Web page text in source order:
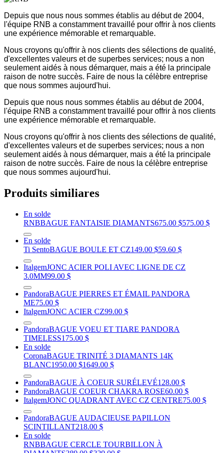
Depuis que nous nous sommes établis au début de 2004,
l'équipe RNB a constamment travaillé pour offrir à nos clients
une expérience mémorable et remarquable.
Nous croyons qu'offrir à nos clients des sélections de qualité,
d'excellentes valeurs et de superbes services; nous a non
seulement aidés à nous démarquer, mais a été la principale
raison de notre succès. Faire de nous la célèbre entreprise
que nous sommes aujourd'hui.
Depuis que nous nous sommes établis au début de 2004,
l'équipe RNB a constamment travaillé pour offrir à nos clients
une expérience mémorable et remarquable.
Nous croyons qu'offrir à nos clients des sélections de qualité,
d'excellentes valeurs et de superbes services; nous a non
seulement aidés à nous démarquer, mais a été la principale
raison de notre succès. Faire de nous la célèbre entreprise
que nous sommes aujourd'hui.
Produits similiares
En solde
RNBBAGUE FANTAISIE DIAMANTS675.00 $575.00 $
En solde
Ti SentoBAGUE BOULE ET CZ149.00 $59.60 $
ItalgemJONC ACIER POLI AVEC LIGNE DE CZ
3.0MM99.00 $
PandoraBAGUE PIERRES ET ÉMAIL PANDORA
ME75.00 $
ItalgemJONC ACIER CZ99.00 $
PandoraBAGUE VOEU ET TIARE PANDORA
TIMELESS175.00 $
En solde
CoronaBAGUE TRINITÉ 3 DIAMANTS 14K
BLANC1950.00 $1649.00 $
PandoraBAGUE À COEUR SURÉLEVÉ128.00 $
PandoraBAGUE COEUR CHAKRA ROSE60.00 $
ItalgemJONC QUADRANT AVEC CZ CENTRE75.00 $
PandoraBAGUE AUDACIEUSE PAPILLON
SCINTILLANT218.00 $
En solde
RNBBAGUE CERCLE TOURBILLON À